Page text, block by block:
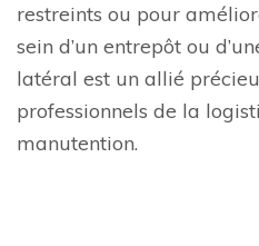
restreints ou pour
sein d’un entrepôt ou
latéral est un allié
professionnels de la
manutention.